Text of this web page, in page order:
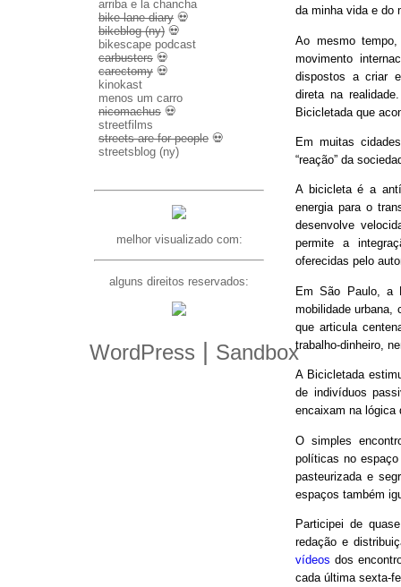
da minha vida e do
Ao mesmo
movimento
dispostos a criar
direta na
Bicicletada que
Em muitas
“reação” da
A bicicleta é a
energia para o
desenvolve
permite a
oferecidas pelo
Em São Paulo, a
mobilidade urbana,
que articula
trabalho-dinheiro,
A Bicicletada
de indivíduos
encaixam na lógica
O simples
políticas no
pasteurizada e
espaços também
Participei de
redação e
vídeos dos
cada última sexta-
arriba e la chancha
bike lane diary 💀
bikeblog (ny) 💀
bikescape podcast
carbusters 💀
carectomy 💀
kinokast
menos um carro
nicomachus 💀
streetfilms
streets are for people 💀
streetsblog (ny)
melhor visualizado com:
alguns direitos reservados:
WordPress Sandbox